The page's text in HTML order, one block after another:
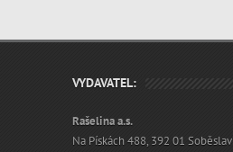
VYDAVATEL:
Rašelina a.s.
Na Pískách 488, 392 01 Soběslav